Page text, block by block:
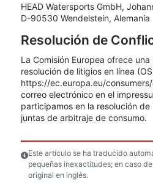
HEAD Watersports GmbH,
D-90530 Wendelstein, Alemania
Resolución de
La Comisión Europea ofrece
resolución de litigios en línea
https://ec.europa.eu/
correo electrónico en el
participamos en la resolución de
juntas de arbitraje de consumo.
Este artículo se ha traducido
pequeñas inexactitudes; en caso
original en inglés.